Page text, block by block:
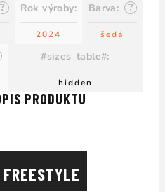
PRODUKTU
? Rok výroby:
2024
?
Barva:
šedá
#sizes_table#:
hidden